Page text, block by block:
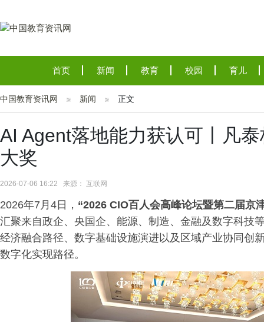
首页 新闻 教育 校园 育儿
中国教育资讯网 新闻 正文
AI Agent落地能力获认可丨凡
大奖
2026-07-06 16:22 来源： 互联网
2026年7月4日， “2026 CIO百人会高峰论坛暨第二届京
汇聚来自政企、央国企、能源、制造、金融及数字科技
经济融合路径、数字基础设施演进以及区域产业协同创
数字化实现路径。